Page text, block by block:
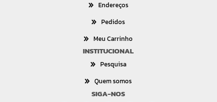
Endereços
Pedidos
Meu Carrinho
INSTITUCIONAL
Pesquisa
Quem somos
SIGA-NOS